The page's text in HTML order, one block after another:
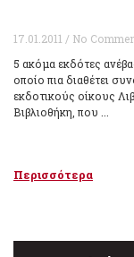
17.01.2011 / No
5 ακόμα εκδότες
οποίο πια διαθέτει
εκδοτικούς οίκους
Βιβλιοθήκη, που ...
Περισσότερα